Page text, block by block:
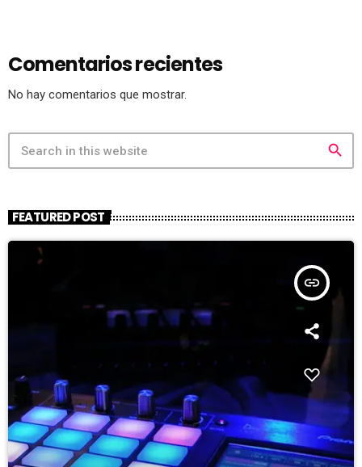
Comentarios recientes
No hay comentarios que mostrar.
search
FEATURED POST
insert_link